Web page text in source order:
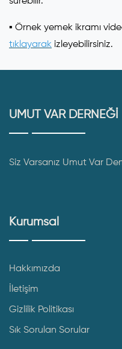
▪️ Örnek yemek ikramı
tıklayarak izleyebilirsiniz.
UMUT VAR DERNEĞİ
Siz Varsanız Umut Var
Kurumsal
Hakkımızda
İletişim
Gizlilik Politikası
Sık Sorulan Sorular